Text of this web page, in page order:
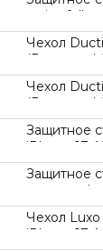
series full
for iP17 Air
Чехол
(Protected
Black
Чехол
(Protected
Silver
Защитное
iPhone 17 Air
Защитное
tempered
Black (G9)
Чехол
iPhone 17